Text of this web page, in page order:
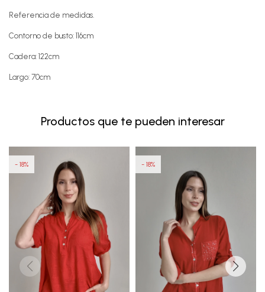
Referencia de medidas.
Contorno de busto: 116cm
Cadera: 122cm
Largo: 70cm
Productos que te pueden interesar
18 18